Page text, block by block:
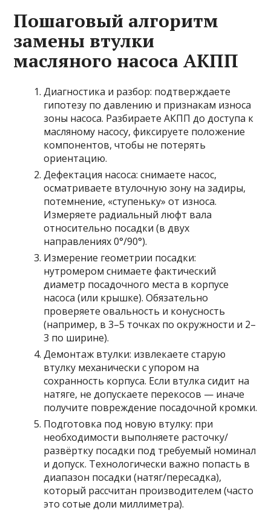
Пошаговый алгоритм
замены втулки
масляного насоса АКПП
Диагностика и разбор: подтверждаете
гипотезу по давлению и признакам износа
зоны насоса. Разбираете АКПП до доступа к
масляному насосу, фиксируете положение
компонентов, чтобы не потерять
ориентацию.
Дефектация насоса: снимаете насос,
осматриваете втулочную зону на задиры,
потемнение, «ступеньку» от износа.
Измеряете радиальный люфт вала
относительно посадки (в двух
направлениях 0°/90°).
Измерение геометрии посадки:
нутромером снимаете фактический
диаметр посадочного места в корпусе
насоса (или крышке). Обязательно
проверяете овальность и конусность
(например, в 3–5 точках по окружности и 2–
3 по ширине).
Демонтаж втулки: извлекаете старую
втулку механически с упором на
сохранность корпуса. Если втулка сидит на
натяге, не допускаете перекосов — иначе
получите повреждение посадочной кромки.
Подготовка под новую втулку: при
необходимости выполняете расточку/
развёртку посадки под требуемый номинал
и допуск. Технологически важно попасть в
диапазон посадки (натяг/пересадка),
который рассчитан производителем (часто
это сотые доли миллиметра).